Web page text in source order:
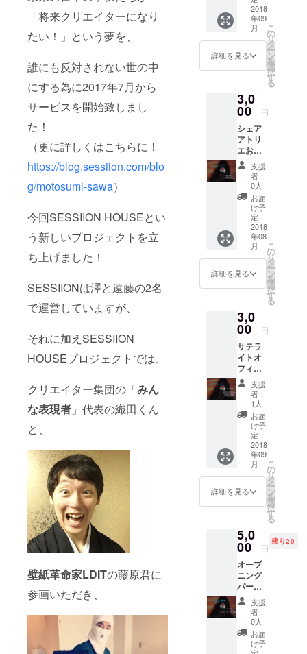
「将来クリエイターになり
たい！」という夢を、
誰にも反対されない世の中
にする為に2017年7月から
サービスを開始致しまし
た！
（更に詳しくはこちらに！
https://blog.sessiion.com/blo
g/motosumi-sawa）
今回SESSIION HOUSEとい
う新しいプロジェクトを立
ち上げました！
SESSIIONは澤と遠藤の2名
で運営していますが、
それに加えSESSIION
HOUSEプロジェクトでは、
クリエイター集団の「みん
な表現者 」代表の織田くん
と、
壁紙革命家LDITの藤原君に
参画いただき、
参加権
アトリ
エ完成
後に開
かれる
クリエ
イター
ロン交
流会
に、 参
加でき
る権利
になり
ます！
※キャパ
シティ
の関係
上、人
数を15
人まで
に制限
させて
いただ
きま
整後、
連絡い
たしま
す。
2018
年09
月
詳細を見る
こ
の
リ
タ
ー
ン
を
選
択
す
る
3,0
00 円
シェア
アトリ
エお試
し利用
権！
キャン
プファ
イヤー
で支援
頂いた
方限定
で、 20
時間利
用分の
ポイン
トを
で提供
致しま
す！
（通常1
時間300
円程の
利用料
を1時間
150円で
お試し
頂けま
す！）
支援
者：
0人
お届
け予
定：
2018
年08
月
詳細を見る
こ
の
リ
タ
ー
ン
を
選
択
す
る
3,0
00 円
サテラ
イトオ
フィス
利用！
通常初
期費用
がかか
るとこ
ろを、
初期費
用なし
で、
SESSII
ON
HOUSE
の住所
用頂く
ことが
出来ま
す！ 東
京都渋
谷区道
玄坂2-
8-9が住
所にな
りま
す！
支援
者：
1人
お届
け予
定：
2018
年09
月
詳細を見る
こ
の
リ
タ
ー
ン
を
選
択
す
る
5,0
00 円
残り20
オープ
ニング
パー
ティー
参加
権！ こ
れから
活躍し
支援
者：
0人
お届
け予